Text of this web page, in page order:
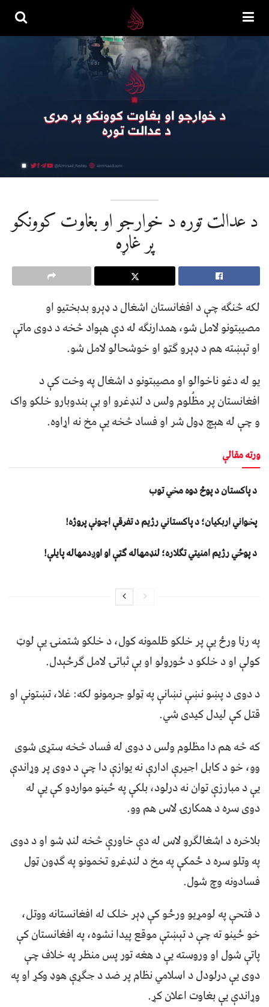
د عدالت توره د خوارجو او بغاوت کوونکو
پر غاړه
لکه څنګه چې د افغانستان اشغال د ډېرو بدبختیو او
مصیبتونو لامل شو، همدارنګه له دې هېواد څخه د دوی ماتې
او تېښته هم د ډېرو ګټو او خوشحالو لامل شو.
یو له دغو ناخوالو او مصيبتونو د اشغال په وخت کې د
افغانستان پر مظُلوم ولس د لنډغرو او بې بندوبارو خلکو واک
و چې له هېچ ډول شر او فساد څخه یې مخ نه اړاوه.
ورته مقالې
د پاکستان د پوځ دوه مخي توب
پخواني اربکیان؛ د پاکستاني رژیم د تفرقې اچونې پروژه!
د پوځي رژیم امنیتي تګلاره؛ لنډمهاله ګټې او اوږدمهاله پایلې!
په رڼا ورځ یې پر خلکو ظلمونه کول، د خلکو شتمنۍ یې لوټ
کولې او د خلکو د ځورولو او بې ثباتۍ لامل ګرځېدل.
د دوی د پښو نښې نښانې په ټولو جرمونو لکه: غلا، تښتونې او
قتل کې لیدل کیدی شي.
که څه هم دا مظلوم ولس د دوی له فساد څخه ستړی شوی
وو، خو د کابل اجیرې ادارې نه یوازې دا چې د دوی پر وړاندې
یې د مبارزې توان نه درلود، بلکې په ځینو مواردو کې یې له
دوی سره د همکارۍ لاس هم وو.
بلاخره د اشغالګرو لاس له دې خاورې څخه لنډ شو او د دوی
په وتلو سره د ځمکې په مخ د لنډغرو تخمونو په ګډون ټول
فسادونه وچ شول.
د فتحې په لومړیو ورځو کې ډېر خلک له افغانستانه ووتل،
خو ځینو ته چې د تېښتې موقع پیدا نشوه، په افغانستان کې
پاتې شول او وروسته یې د هغه تور پس منظر په خلاف چې
دوی یې درلودل د اسلامي نظام پر ضد د جګړې هوډ وکړ او په
وړاندې یې بغاوت اعلان کړ.